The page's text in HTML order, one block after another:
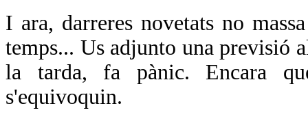
I ara, darreres novetats no
temps... Us adjunto una previsió
la tarda, fa pànic. Encara
s'equivoquin.